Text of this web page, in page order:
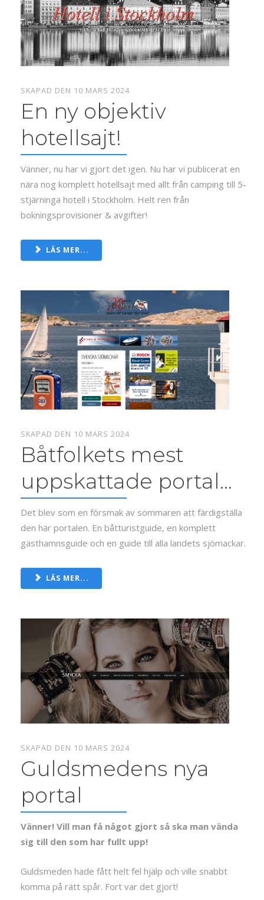
SKAPAD DEN 10 MARS 2024
En ny objektiv
hotellsajt!
Vänner, nu har vi gjort det igen. Nu har vi publicerat en
nära nog komplett hotellsajt med allt från camping till 5-
stjärninga hotell i Stockholm. Helt ren från
bokningsprovisioner & avgifter!
LÄS MER...
SKAPAD DEN 10 MARS 2024
Båtfolkets mest
uppskattade portal...
Det blev som en försmak av sommaren att färdigställa
den här portalen. En båtturistguide, en komplett
gästhamnsguide och en guide till alla landets sjömackar.
LÄS MER...
SKAPAD DEN 10 MARS 2024
Guldsmedens nya
portal
Vänner! Vill man få något gjort så ska man vända
sig till den som har fullt upp!
Guldsmeden hade fått helt fel hjälp och ville snabbt
komma på rätt spår. Fort var det gjort!